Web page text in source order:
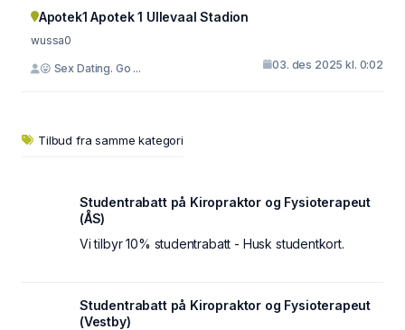
Apotek1 Apotek 1 Ullevaal Stadion
wussa0
😛 Sex Dating. Go ... 03. des 2025 kl. 0:02
Tilbud fra samme kategori
Studentrabatt på Kiropraktor og Fysioterapeut
(ÅS)
Vi tilbyr 10% studentrabatt - Husk studentkort.
Studentrabatt på Kiropraktor og Fysioterapeut
(Vestby)